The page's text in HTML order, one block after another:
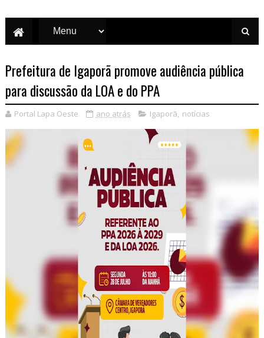
Prefeitura de Igaporã promove audiência pública
para discussão da LOA e do PPA
Portal Lapa Oeste ano atrás Igaporã, notícias